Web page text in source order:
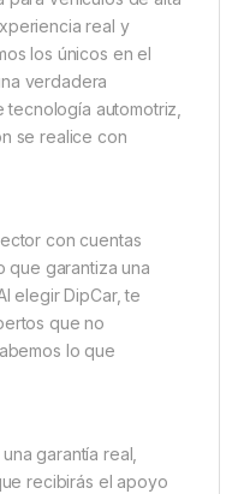
real y
los únicos en el
verdadera
automotriz,
se realice con
con cuentas
que garantiza una
elegir DipCar, te
que no
lo que
garantía real,
recibirás el apoyo